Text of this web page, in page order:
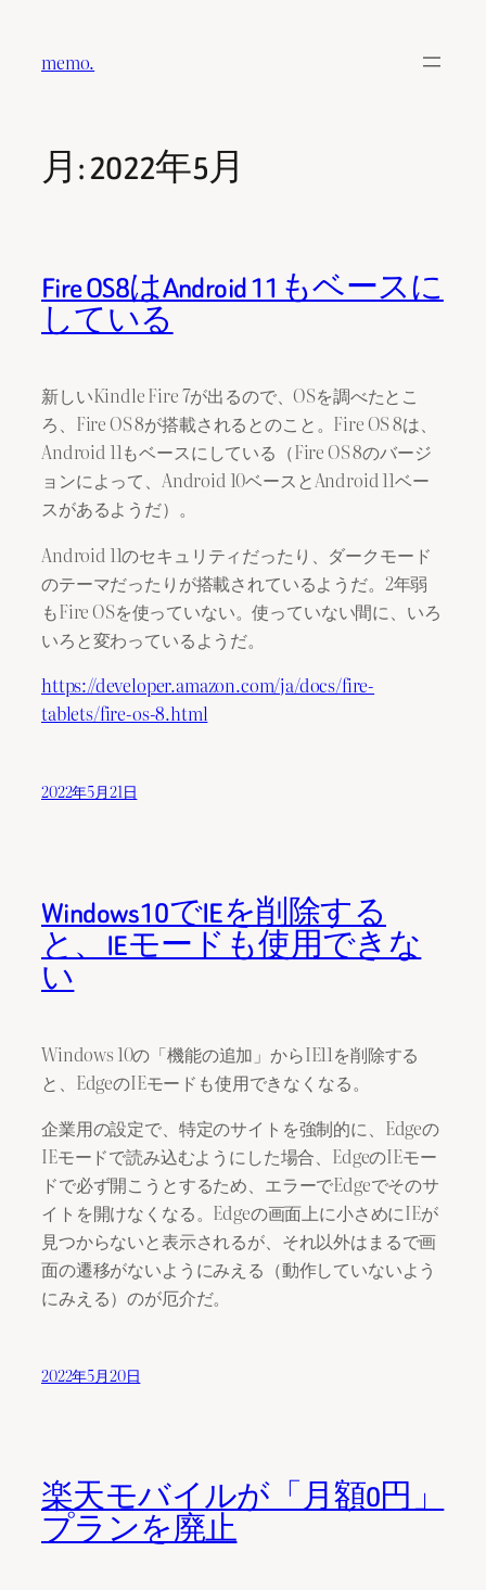
memo.
月:2022年5月
Fire OS8はAndroid 11もベースに
している
新しいKindle Fire 7が出るので、OSを調べたとこ
ろ、Fire OS 8が搭載されるとのこと。Fire OS 8は、
Android 11もベースにしている（Fire OS 8のバージ
ョンによって、Android 10ベースとAndroid 11ベー
スがあるようだ）。
Android 11のセキュリティだったり、ダークモード
のテーマだったりが搭載されているようだ。2年弱
もFire OSを使っていない。使っていない間に、いろ
いろと変わっているようだ。
https://developer.amazon.com/ja/docs/fire-
tablets/fire-os-8.html
2022年5月21日
Windows10でIEを削除する
と、IEモードも使用できな
い
Windows 10の「機能の追加」からIE11を削除する
と、EdgeのIEモードも使用できなくなる。
企業用の設定で、特定のサイトを強制的に、Edgeの
IEモードで読み込むようにした場合、EdgeのIEモー
ドで必ず開こうとするため、エラーでEdgeでそのサ
イトを開けなくなる。Edgeの画面上に小さめにIEが
見つからないと表示されるが、それ以外はまるで画
面の遷移がないようにみえる（動作していないよう
にみえる）のが厄介だ。
2022年5月20日
楽天モバイルが「月額0円」
プランを廃止